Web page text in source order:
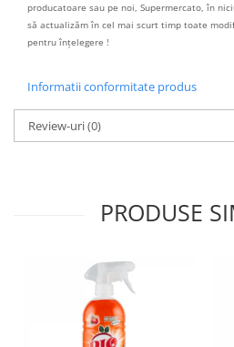
producatoare sau pe noi, Supermercato, în
să actualizăm în cel mai scurt timp toate
pentru înțelegere !
Informatii conformitate produs
Review-uri(0)
PRODUSE